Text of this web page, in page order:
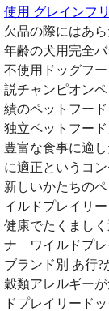
使用 グレインフ
欠品の際にはあ
年齢の犬用完全
不使用ドッグフ
説チャンピオン
績のペットフー
独立ペットフー
豊富な食事に適
に適正というコ
新しいかたちの
イルドプレイリ
健康でたくまし
ナ ワイルドプレ
ブランド別 あ行?
穀類アレルギー
ドプレイリード